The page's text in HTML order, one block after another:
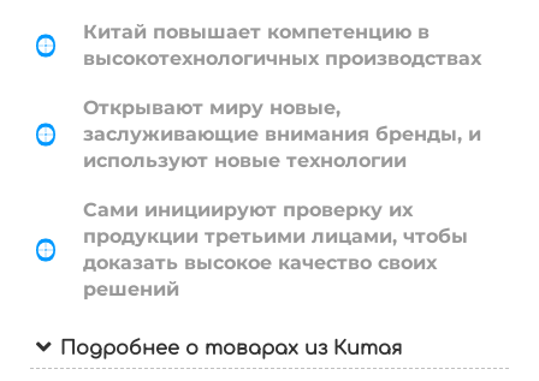
Китай повышает компетенцию в
высокотехнологичных производствах
Открывают миру новые,
заслуживающие внимания бренды, и
используют новые технологии
Сами инициируют проверку их
продукции третьими лицами, чтобы
доказать высокое качество своих
решений
Подробнее о товарах из Китая